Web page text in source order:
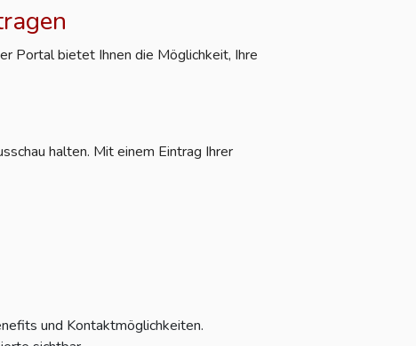
Portal bietet Ihnen die Möglichkeit, Ihre
halten. Mit einem Eintrag Ihrer
und Kontaktmöglichkeiten.